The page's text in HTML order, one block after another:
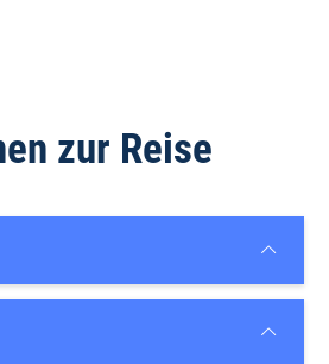
zur Reise